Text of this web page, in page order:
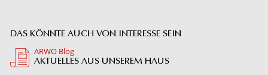
DAS KÖNNTE AUCH VON INTERESSE SEIN
ARWO Blog
AKTUELLES AUS UNSEREM HAUS